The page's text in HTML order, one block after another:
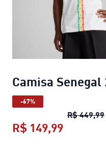
Camisa
-67%
R$ 449,99
R$ 149,99